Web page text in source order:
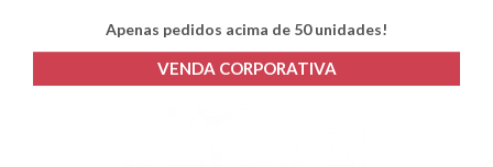
Apenas pedidos acima de 50 unidades!
VENDA CORPORATIVA